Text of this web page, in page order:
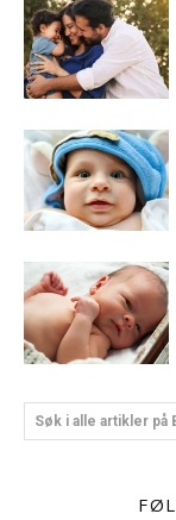
Søk i alle artikler på